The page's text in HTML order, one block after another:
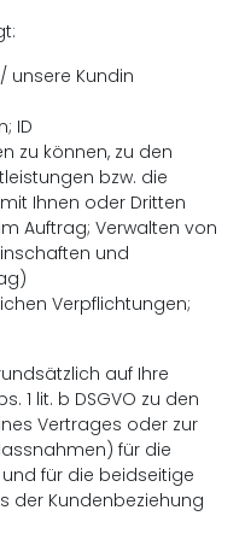
unsere Kundin
ID
zu können, zu den
bzw. die
Ihnen oder Dritten
Auftrag; Verwalten von
und
Verpflichtungen;
auf Ihre
1 lit. b DSGVO zu den
Vertrages oder zur
für die
für die beidseitige
der Kundenbeziehung